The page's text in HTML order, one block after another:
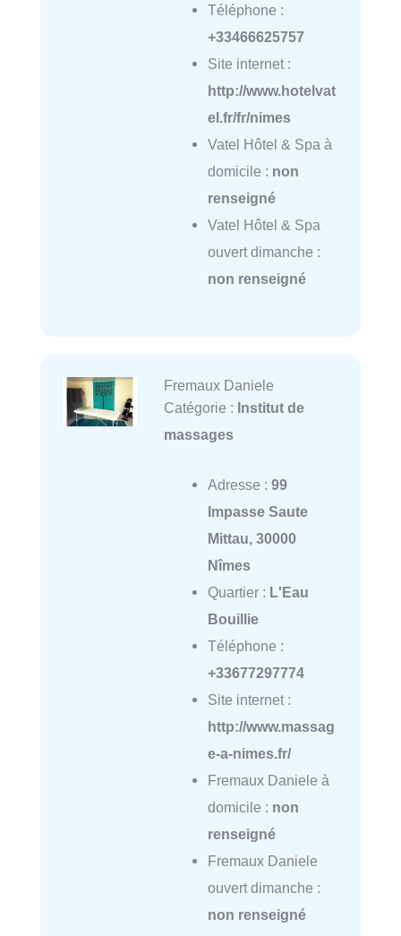
Téléphone :
+33466625757
Site internet :
http://www.hotelvat
el.fr/fr/nimes
Vatel Hôtel & Spa à
domicile : non
renseigné
Vatel Hôtel & Spa
ouvert dimanche :
non renseigné
Fremaux Daniele
Catégorie : Institut de
massages
Adresse : 99
Impasse Saute
Mittau, 30000
Nîmes
Quartier : L'Eau
Bouillie
Téléphone :
+33677297774
Site internet :
http://www.massag
e-a-nimes.fr/
Fremaux Daniele à
domicile : non
renseigné
Fremaux Daniele
ouvert dimanche :
non renseigné